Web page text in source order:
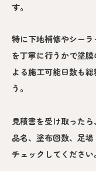
す。
特に下地補修やシー
を丁寧に行うかで塗
よる施工可能日数も
う。
見積書を受け取った
品名、塗布回数、足
チェックしてください。